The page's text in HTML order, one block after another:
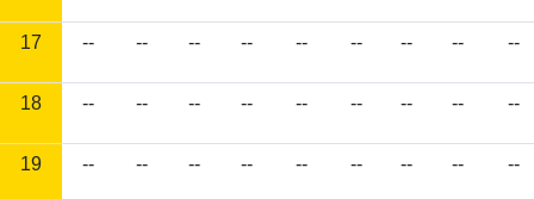
17 -- -- -- -- -- -- -- -- --
18 -- -- -- -- -- -- -- -- --
19 -- -- -- -- -- -- -- -- --